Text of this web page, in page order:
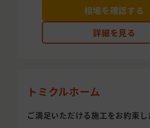
詳細を見る
相場を確認する
トミクルホーム
ご満足いただける施工をお約束し